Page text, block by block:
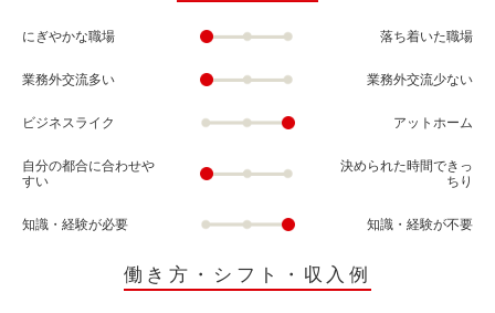
にぎやかな職場 落ち着いた職場
業務外交流多い 業務外交流少ない
ビジネスライク アットホーム
自分の都合に合わせや
すい
決められた時間できっ
ちり
知識・経験が必要 知識・経験が不要
働き方・シフト・収入例